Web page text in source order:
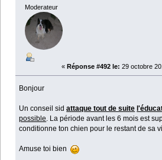
Moderateur
« Réponse #492 le: 29 octobre
Bonjour
Un conseil sidattaque tout de suite
possible . La période avant les 6 mois est
conditionne ton chien pour le restant de sa
Amuse toi bien